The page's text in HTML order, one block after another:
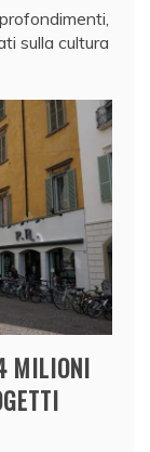
sulla cultura
MILIONI